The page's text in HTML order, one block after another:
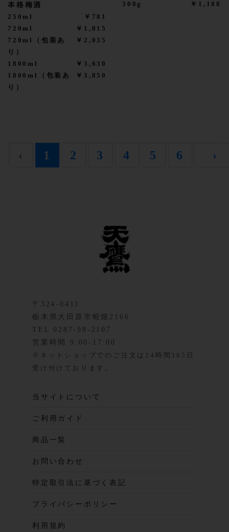
本格梅酒
250ml
￥781
720ml
￥1,815
720ml（包装あ
り）
￥2,035
1800ml
￥3,630
1800ml（包装あ
り）
￥3,850
300g ￥1,188
‹ 1 2 3 4 5 6 ›
〒324-0411
栃木県大田原市蛭畑2166
TEL 0287-98-2107
営業時間 9:00-17:00
※ネットショップでのご注文は24時間365日
受け付けております。
当サイトについて
ご利用ガイド
商品一覧
お問い合わせ
特定取引法に基づく表記
プライバシーポリシー
利用規約